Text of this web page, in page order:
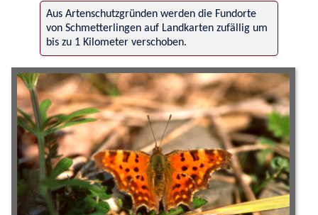
Aus Artenschutzgründen werden die Fundorte
von Schmetterlingen auf Landkarten zufällig um
bis zu 1 Kilometer verschoben.